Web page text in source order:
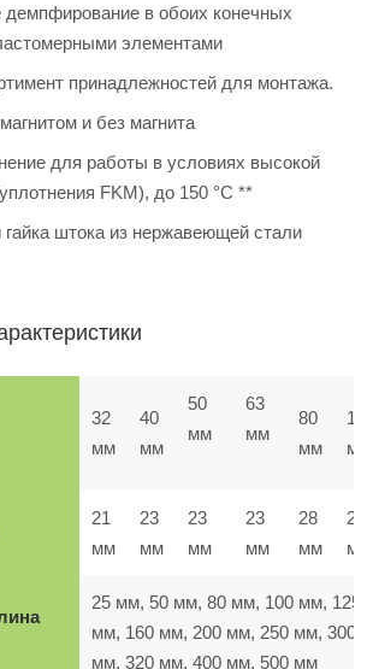
демпфирование в обоих конечных
элементами
принадлежностей для монтажа.
и без магнита
для работы в условиях высокой
FKM), до 150 °C **
штока из нержавеющей стали
32
мм
40
мм
50
мм
63
мм
80
мм
мм
21
мм
23
мм
23
мм
23
мм
28
мм
28
25 мм, 50 мм, 80 мм, 100 мм, 125
мм, 160 мм, 200 мм, 250 мм, 300
мм, 320 мм, 400 мм, 500 мм